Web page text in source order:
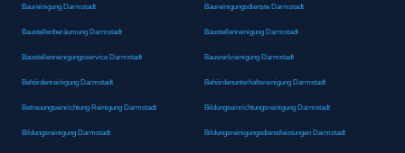
Baureinigung Darmstadt Baureinigungsdienste Darmstadt
Baustellenberäumung Darmstadt Baustellenreinigung Darmstadt
Baustellenreinigungsservice Darmstadt Bauwerkreinigung Darmstadt
Behördenreinigung Darmstadt Behördenunterhaltsreinigung Darmstadt
Betreuungseinrichtung Reinigung Darmstadt Bildungseinrichtungsreinigung Darmstadt
Bildungsreinigung Darmstadt Bildungsreinigungsdienstleistungen Darmstadt